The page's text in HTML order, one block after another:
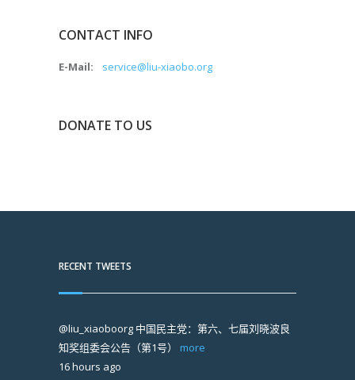
CONTACT INFO
E-Mail: service@liu-xiaobo.org
DONATE TO US
RECENT TWEETS
@liu_xiaoboorg 中国民主党：第六、七届刘晓波良
知奖组委会公告（第1号） more
16 hours ago